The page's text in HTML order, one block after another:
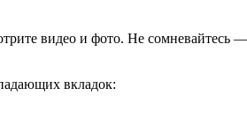
видео и фото. Не сомневайтесь
вкладок: